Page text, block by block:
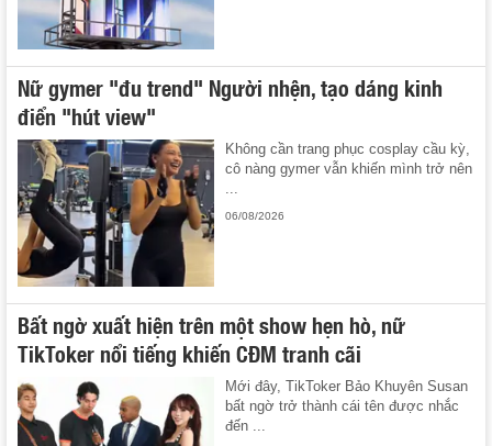
Nữ gymer "đu trend" Người nhện, tạo dáng kinh
điển "hút view"
Không cần trang phục cosplay cầu kỳ,
cô nàng gymer vẫn khiến mình trở nên
...
06/08/2026
Bất ngờ xuất hiện trên một show hẹn hò, nữ
TikToker nổi tiếng khiến CĐM tranh cãi
Mới đây, TikToker Bảo Khuyên Susan
bất ngờ trở thành cái tên được nhắc
đến ...